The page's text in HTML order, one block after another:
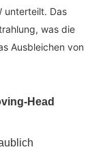
unterteilt. Das
was die
Ausbleichen von
Head